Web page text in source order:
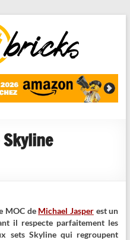
MOC de Michael Jasperest un
il respecte parfaitement les
sets Skyline qui regroupent